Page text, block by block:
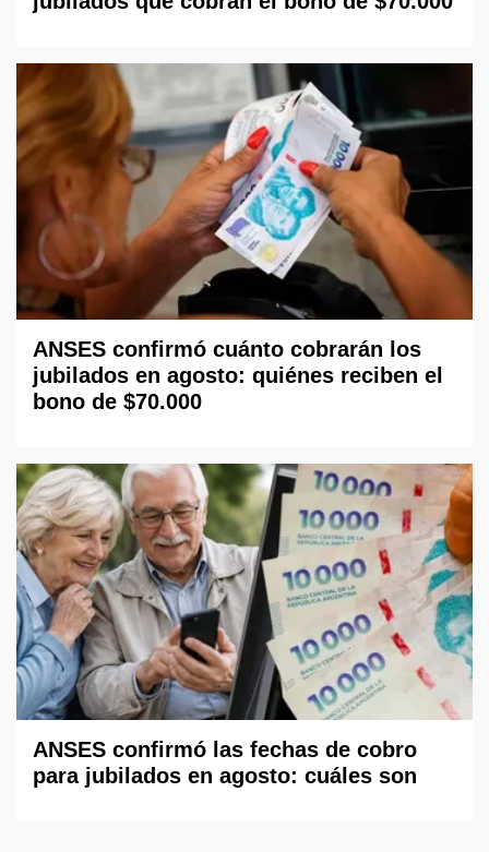
ANSES confirmó cuánto cobrarán los
jubilados en agosto: quiénes reciben el
bono de $70.000
ANSES confirmó las fechas de cobro
para jubilados en agosto: cuáles son